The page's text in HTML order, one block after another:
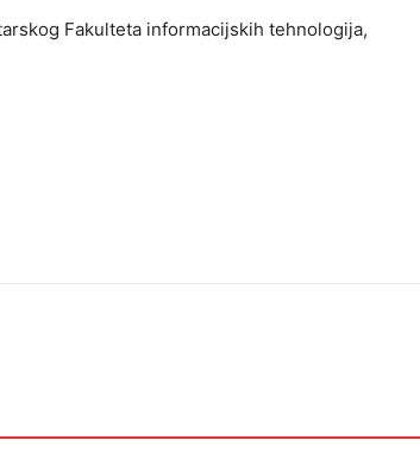
Fakulteta informacijskih tehnologija,